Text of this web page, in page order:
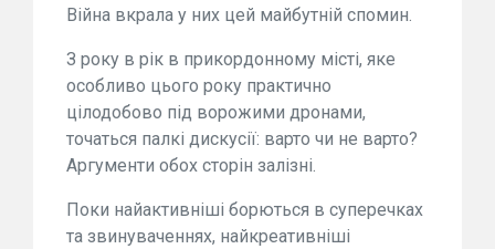
Війна вкрала у них цей майбутній спомин.
З року в рік в прикордонному місті, яке
особливо цього року практично
цілодобово під ворожими дронами,
точаться палкі дискусії: варто чи не варто?
Аргументи обох сторін залізні.
Поки найактивніші борються в суперечках
та звинуваченнях, найкреативніші